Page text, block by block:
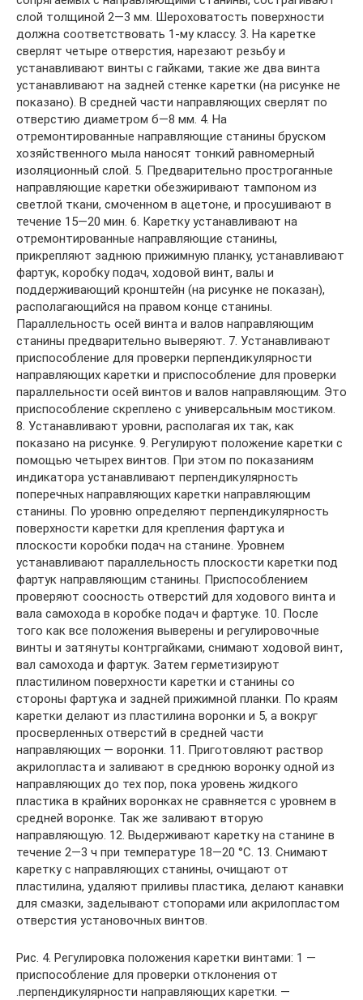
слой толщиной 2—3 мм. Шероховатость поверхности
должна соответствовать 1-му классу. 3. На каретке
сверлят четыре отверстия, нарезают резьбу и
устанавливают винты с гайками, такие же два винта
устанавливают на задней стенке каретки (на рисунке не
показано). В средней части направляющих сверлят по
отверстию диаметром б—8 мм. 4. На
отремонтированные направляющие станины бруском
хозяйственного мыла наносят тонкий равномерный
изоляционный слой. 5. Предварительно простроганные
направляющие каретки обезжиривают тампоном из
светлой ткани, смоченном в ацетоне, и просушивают в
течение 15—20 мин. 6. Каретку устанавливают на
отремонтированные направляющие станины,
прикрепляют заднюю прижимную планку, устанавливают
фартук, коробку подач, ходовой винт, валы и
поддерживающий кронштейн (на рисунке не показан),
располагающийся на правом конце станины.
Параллельность осей винта и валов направляющим
станины предварительно выверяют. 7. Устанавливают
приспособление для проверки перпендикулярности
направляющих каретки и приспособление для проверки
параллельности осей винтов и валов направляющим. Это
приспособление скреплено с универсальным мостиком.
8. Устанавливают уровни, располагая их так, как
показано на рисунке. 9. Регулируют положение каретки с
помощью четырех винтов. При этом по показаниям
индикатора устанавливают перпендикулярность
поперечных направляющих каретки направляющим
станины. По уровню определяют перпендикулярность
поверхности каретки для крепления фартука и
плоскости коробки подач на станине. Уровнем
устанавливают параллельность плоскости каретки под
фартук направляющим станины. Приспособлением
проверяют соосность отверстий для ходового винта и
вала самохода в коробке подач и фартуке. 10. После
того как все положения выверены и регулировочные
винты и затянуты контргайками, снимают ходовой винт,
вал самохода и фартук. Затем герметизируют
пластилином поверхности каретки и станины со
стороны фартука и задней прижимной планки. По краям
каретки делают из пластилина воронки и 5, а вокруг
просверленных отверстий в средней части
направляющих — воронки. 11. Приготовляют раствор
акрилопласта и заливают в среднюю воронку одной из
направляющих до тех пор, пока уровень жидкого
пластика в крайних воронках не сравняется с уровнем в
средней воронке. Так же заливают вторую
направляющую. 12. Выдерживают каретку на станине в
течение 2—3 ч при температуре 18—20 °С. 13. Снимают
каретку с направляющих станины, очищают от
пластилина, удаляют приливы пластика, делают канавки
для смазки, заделывают стопорами или акрилопластом
отверстия установочных винтов.
Рис. 4. Регулировка положения каретки винтами: 1 —
приспособление для проверки отклонения от
.перпендикулярности направляющих каретки. —